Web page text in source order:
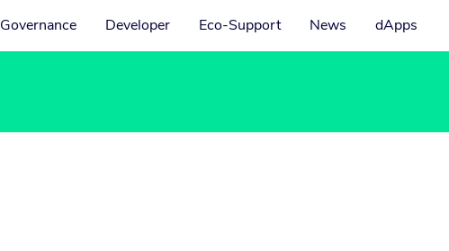
Governance Developer Eco-Support News dApps